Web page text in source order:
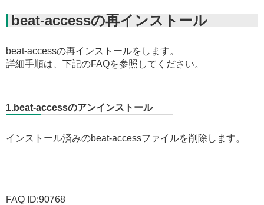
beat-accessの再インストール
beat-accessの再インストールをします。
詳細手順は、下記のFAQを参照してください。
1.beat-accessのアンインストール
インストール済みのbeat-accessファイルを削除します。
FAQ ID:90768